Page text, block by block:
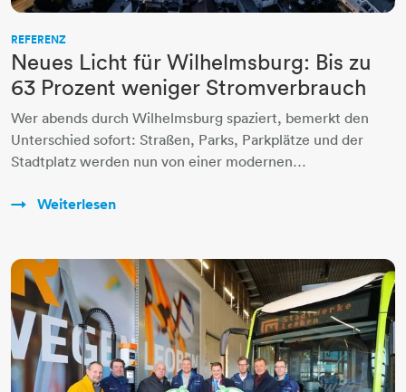
REFERENZ
Neues Licht für Wilhelmsburg: Bis zu
63 Prozent weniger Stromverbrauch
Wer abends durch Wilhelmsburg spaziert, bemerkt den
Unterschied sofort: Straßen, Parks, Parkplätze und der
Stadtplatz werden nun von einer modernen…
Weiterlesen